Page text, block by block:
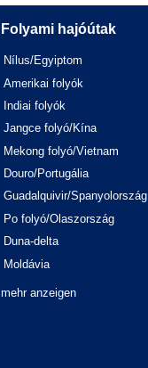
Folyami hajóútak
Nílus/Egyiptom
Amerikai folyók
Indiai folyók
Jangce folyó/Kína
Mekong folyó/Vietnam
Douro/Portugália
Guadalquivir/Spanyolország
Po folyó/Olaszország
Duna-delta
Moldávia
mehr anzeigen